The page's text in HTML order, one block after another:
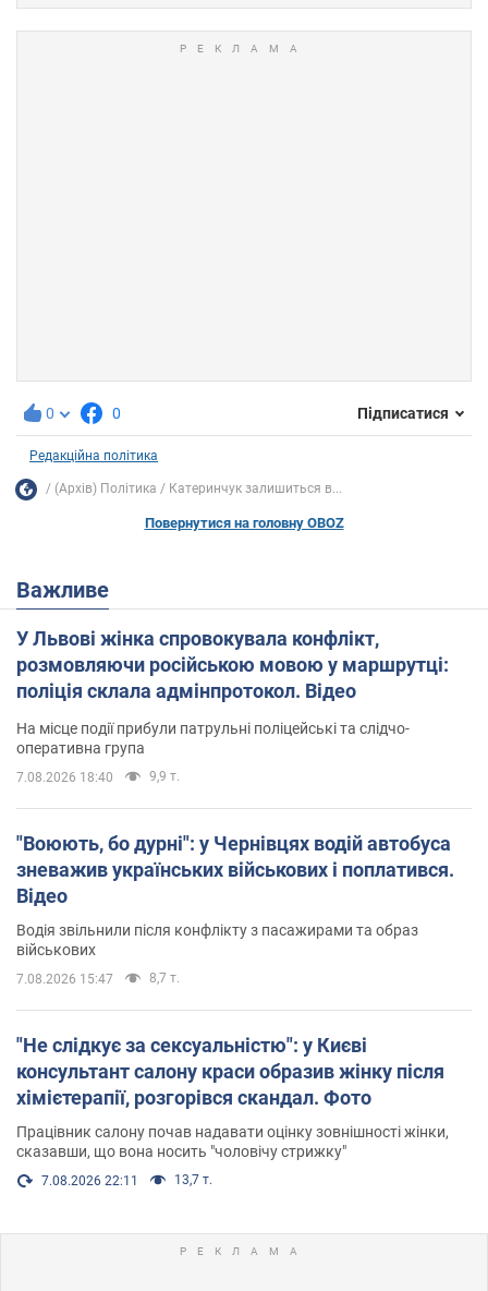
0 0 Підписатися
Редакційна політика
(Архів) Політика Катеринчук залишиться в...
Повернутися на головну OBOZ
Важливе
У Львові жінка спровокувала конфлікт,
розмовляючи російською мовою у маршрутці:
поліція склала адмінпротокол. Відео
На місце події прибули патрульні поліцейські та слідчо-
оперативна група
7.08.2026 18:40 9,9 т.
"Воюють, бо дурні": у Чернівцях водій автобуса
зневажив українських військових і поплатився.
Відео
Водія звільнили після конфлікту з пасажирами та образ
військових
7.08.2026 15:47 8,7 т.
"Не слідкує за сексуальністю": у Києві
консультант салону краси образив жінку після
хімієтерапії, розгорівся скандал. Фото
Працівник салону почав надавати оцінку зовнішності жінки,
сказавши, що вона носить "чоловічу стрижку"
7.08.2026 22:11 13,7 т.